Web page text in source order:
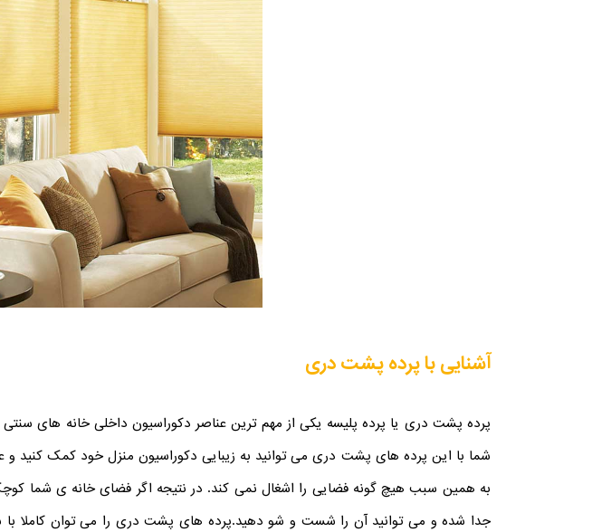
آشنایی با پرده پشت دری
پرده پشت دری یا پرده پلیسه یکی از مهم ترین عناصر دکوراسیون داخلی خانه ­های
شما با این پرده های پشت دری می توانید به زیبایی دکوراسیون منزل خود کمک کنید و
به همین سبب هیچ گونه فضایی را اشغال نمی کند. در نتیجه اگر فضای خانه ی شما
جدا شده و می توانید آن را شست و شو دهید.پرده های پشت دری را می توان کاملا با